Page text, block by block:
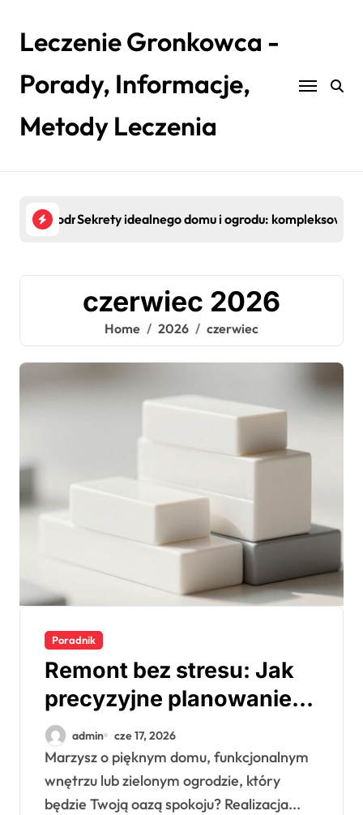
contentLeczenie Gronkowca -
Porady, Informacje,
Metody Leczenia
przewodnik po aranżacji i wykończeniu wnętrz
Sekrety idealnego domu i ogrodu: kompleksowy
czerwiec 2026
Home 2026 czerwiec
Poradnik
Remont bez stresu: Jak
precyzyjne planowanie
oszczędza czas i
pieniądze
admin cze 17, 2026
Marzysz o pięknym domu, funkcjonalnym
wnętrzu lub zielonym ogrodzie, który
będzie Twoją oazą spokoju? Realizacja...